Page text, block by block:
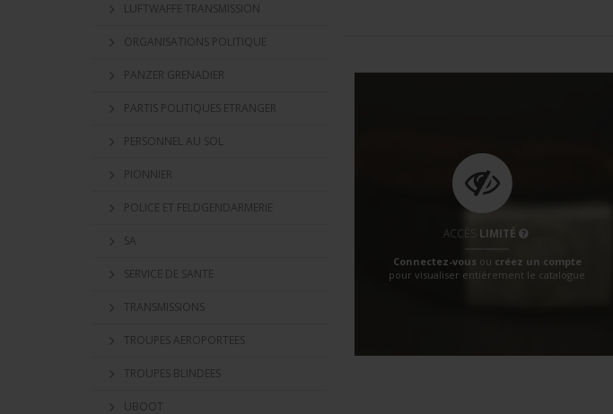
ACCÈS LIMITÉ
Connectez-vous ou créez un compte
pour visualiser entièrement le catalogue
LUFTWAFFE TRANSMISSION
ORGANISATIONS POLITIQUE
PANZER GRENADIER
PARTIS POLITIQUES ETRANGER
PERSONNEL AU SOL
PIONNIER
POLICE ET FELDGENDARMERIE
SA
SERVICE DE SANTE
TRANSMISSIONS
TROUPES AEROPORTEES
TROUPES BLINDEES
UBOOT